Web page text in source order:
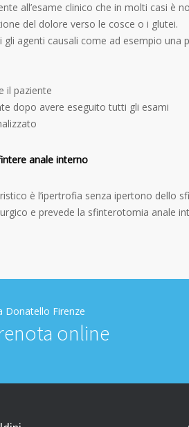
all’esame clinico che in molti casi è
del dolore verso le cosce o i glutei.
gli agenti causali come ad esempio
il paziente
dopo avere eseguito tutti gli esami
anale interno
è l’ipertrofia senza ipertono dello
e prevede la sfinterotomia anale
Donatello Firenze
online